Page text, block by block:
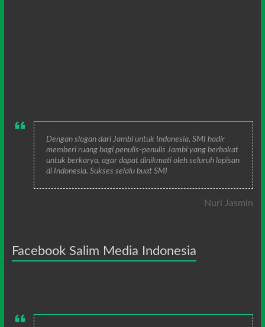
Dengan slogan dari Jambi untuk Indonesia, SMI hadir
memberi ruang bagi penulis-penulis Jambi yang berbakat
untuk berkarya, agar dapat dinikmati oleh seluruh lapisan
di Indonesia. Sukses selalu buat SMI
Nuri Jasmin
Facebook Salim Media Indonesia